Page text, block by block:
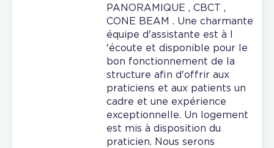
PANORAMIQUE , CBCT ,
CONE BEAM . Une charmante
équipe d'assistante est à l
'écoute et disponible pour le
bon fonctionnement de la
structure afin d'offrir aux
praticiens et aux patients un
cadre et une expérience
exceptionnelle. Un logement
est mis à disposition du
praticien. Nous serons